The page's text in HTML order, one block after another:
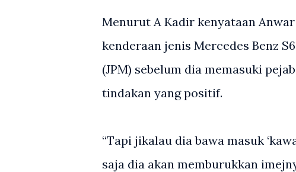
Menurut A Kadir kenyataan
kenderaan jenis Mercedes Benz
(JPM) sebelum dia memasuki
tindakan yang positif.
“Tapi jikalau dia bawa masuk
saja dia akan memburukkan